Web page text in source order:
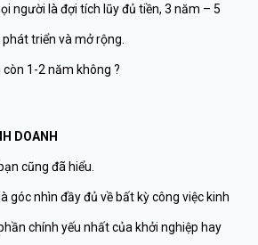
người là đợi tích lũy đủ tiền, 3 năm – 5
triển và mở rộng.
1-2 năm không ?
DOANH
cũng đã hiểu.
góc nhìn đầy đủ về bất kỳ công việc kinh
chính yếu nhất của khởi nghiệp hay